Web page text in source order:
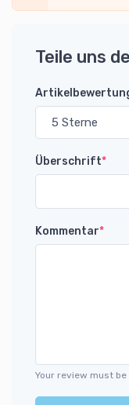
Teile uns
Überschrift*
Kommentar*
Your review must